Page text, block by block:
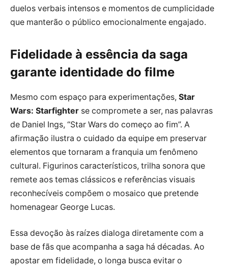
duelos verbais intensos e momentos de cumplicidade
que manterão o público emocionalmente engajado.
Fidelidade à essência da saga
garante identidade do filme
Mesmo com espaço para experimentações, Star
Wars: Starfighter se compromete a ser, nas palavras
de Daniel Ings, “Star Wars do começo ao fim”. A
afirmação ilustra o cuidado da equipe em preservar
elementos que tornaram a franquia um fenômeno
cultural. Figurinos característicos, trilha sonora que
remete aos temas clássicos e referências visuais
reconhecíveis compõem o mosaico que pretende
homenagear George Lucas.
Essa devoção às raízes dialoga diretamente com a
base de fãs que acompanha a saga há décadas. Ao
apostar em fidelidade, o longa busca evitar o